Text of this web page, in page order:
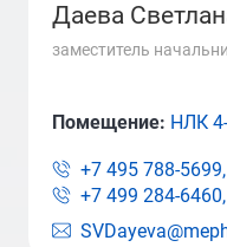
Даева
заместитель
Помещение: НЛК
+7 495 788-
+7 499 284-